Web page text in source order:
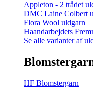
Appleton - 2 trådet
DMC Laine Colbert
Flora Wool uldgarn
Haandarbejdets
Se alle varianter af
HF Blomstergarn